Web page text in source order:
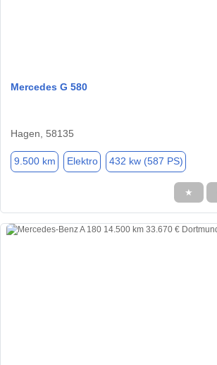
Mercedes G 580
Hagen, 58135
9.500 km Elektro 432 kw (587 PS)
★